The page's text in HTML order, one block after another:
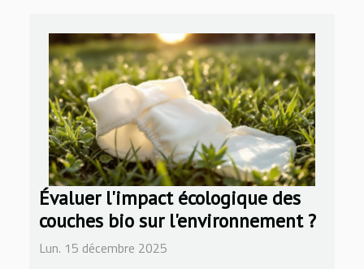
Évaluer l'impact écologique des
couches bio sur l'environnement ?
Lun. 15 décembre 2025